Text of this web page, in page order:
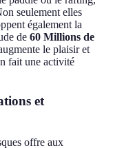
seulement elles
également la
de 60 Millions de
le plaisir et
fait une activité
et
offre aux